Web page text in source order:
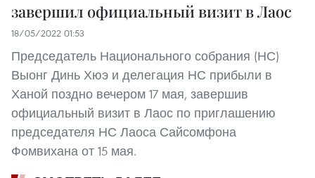
завершил официальный визит в Лаос
18/05/2022 01:53
Председатель Национального собрания (НС)
Выонг Динь Хюэ и делегация НС прибыли в
Ханой поздно вечером 17 мая, завершив
официальный визит в Лаос по приглашению
председателя НС Лаоса Сайсомфона
Фомвихана от 15 мая.